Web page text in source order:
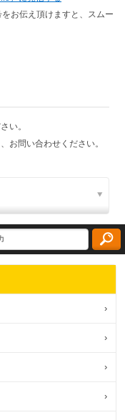
お伝え頂けますと、スムー
い。
お問い合わせください。
›
›
›
›